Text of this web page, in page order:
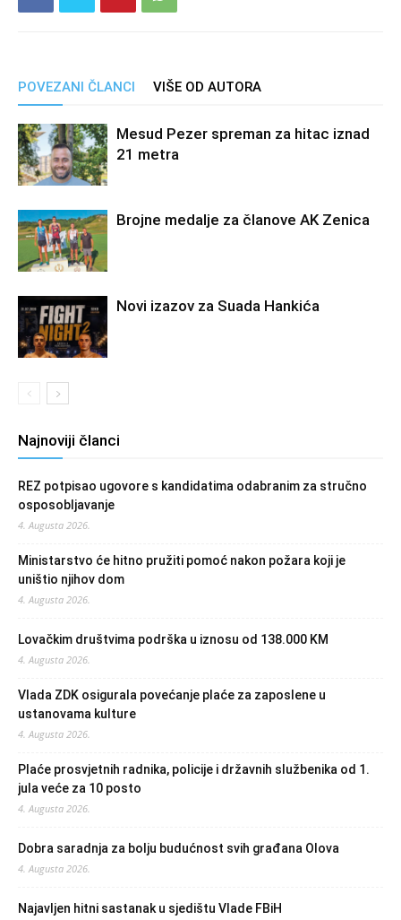
POVEZANI ČLANCI VIŠE OD AUTORA
Mesud Pezer spreman za hitac iznad
21 metra
Brojne medalje za članove AK Zenica
Novi izazov za Suada Hankića
Najnoviji članci
REZ potpisao ugovore s kandidatima odabranim za stručno
osposobljavanje
4. Augusta 2026.
Ministarstvo će hitno pružiti pomoć nakon požara koji je
uništio njihov dom
4. Augusta 2026.
Lovačkim društvima podrška u iznosu od 138.000 KM
4. Augusta 2026.
Vlada ZDK osigurala povećanje plaće za zaposlene u
ustanovama kulture
4. Augusta 2026.
Plaće prosvjetnih radnika, policije i državnih službenika od 1.
jula veće za 10 posto
4. Augusta 2026.
Dobra saradnja za bolju budućnost svih građana Olova
4. Augusta 2026.
Najavljen hitni sastanak u sjedištu Vlade FBiH